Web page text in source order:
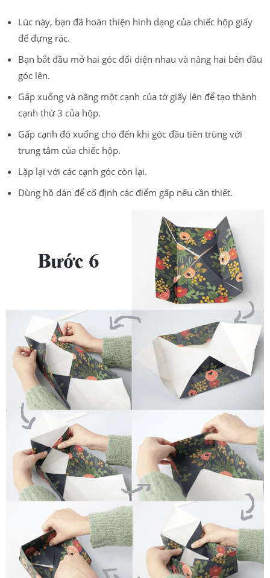
Lúc này, bạn đã hoàn thiện hình dạng của chiếc hộp giấy
để đựng rác.
Bạn bắt đầu mở hai góc đối diện nhau và nâng hai bên đầu
góc lên.
Gấp xuống và nâng một cạnh của tờ giấy lên để tạo thành
cạnh thứ 3 của hộp.
Gấp cạnh đó xuống cho đến khi góc đầu tiên trùng với
trung tâm của chiếc hộp.
Lặp lại với các cạnh góc còn lại.
Dùng hồ dán để cố định các điểm gấp nếu cần thiết.